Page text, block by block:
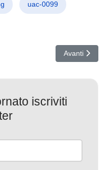
uac-0099
La nuova minaccia invisibile
Articolo
Avanti
iscriviti